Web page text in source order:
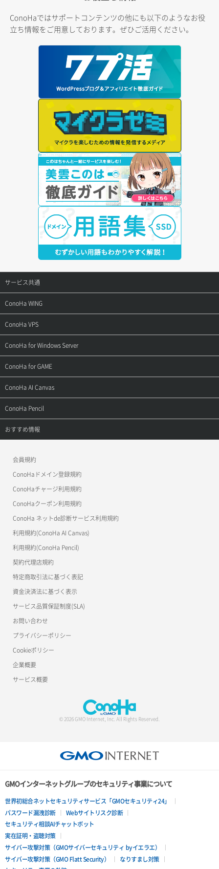
ConoHaではサポートコンテンツの他にも以下のようなお役
立ち情報をご用意しております。ぜひご活用ください。
サービス共通
サポートトップ
ご契約・お支払い
用語集
お問い合わせ
ConoHa WING
サポートトップ
ご利用ガイド
お乗り換えガイド
よくある質問
ConoHa VPS
サポートトップ
ご利用ガイド
APIドキュメントVPS2.0
APIドキュメントVPS3.0
ConoHa for Windows Server
サポートトップ
ご利用ガイド
APIドキュメントVPS2.0
APIドキュメントVPS3.0
ConoHa for GAME
サポートトップ
ご利用ガイド
ConoHa AI Canvas
サポートトップ
ご利用ガイド
ConoHa Pencil
サポートトップ
おすすめ情報
美雲このは徹底ガイド
会員規約
ConoHaドメイン登録規約
ConoHaチャージ利用規約
ConoHaクーポン利用規約
ConoHa ネットde診断サービス利用規約
利用規約(ConoHa AI Canvas)
利用規約(ConoHa Pencil)
契約代理店規約
特定商取引法に基づく表記
資金決済法に基づく表示
サービス品質保証制度(SLA)
お問い合わせ
プライバシーポリシー
Cookieポリシー
企業概要
サービス概要
© 2026 GMO Internet, Inc. All Rights Reserved.
GMOインターネットグループのセキュリティ事業について
世界初総合ネットセキュリティサービス「GMOセキュリティ24」
パスワード漏洩診断
Webサイトリスク診断
セキュリティ相談AIチャットボット
実在証明・盗聴対策
サイバー攻撃対策（GMOサイバーセキュリティ byイエラエ）
サイバー攻撃対策（GMO Flatt Security）
なりすまし対策